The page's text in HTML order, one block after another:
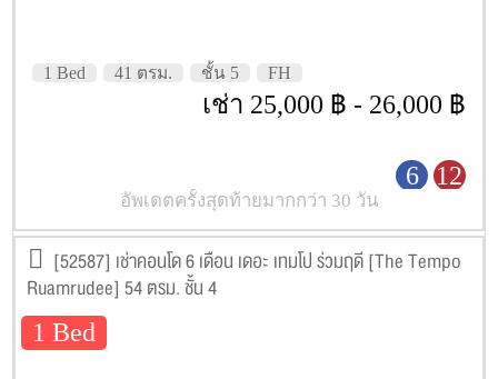
1 Bed 41 ตรม. ชั้น 5 FH
เช่า 25,000 ฿ - 26,000 ฿
6 12
อัพเดตครั้งสุดท้ายมากกว่า 30 วัน
[52587] เช่าคอนโด 6 เดือน เดอะ เทมโป ร่วมฤดี [The Tempo
Ruamrudee] 54 ตรม. ชั้น 4
1 Bed